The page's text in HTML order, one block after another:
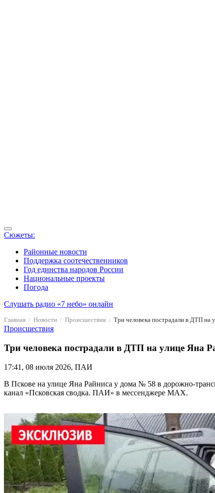
Сюжеты:
Районные новости
Поддержка соотечественников
Год единства народов России
Национальные проекты
Погода
Слушать радио «7 небо» онлайн
Главная Новости Происшествия Три человека пострадали в ДТП на
Происшествия
Три человека пострадали в ДТП на улице Яна
17:41, 08 июля 2026, ПАИ
В Пскове на улице Яна Райниса у дома № 58 в дорожно-
канал «Псковская сводка. ПАИ» в мессенджере MAX.